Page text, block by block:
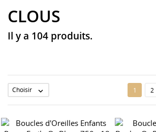
CLOUS
Il y a 104 produits.
Choisir  1 2